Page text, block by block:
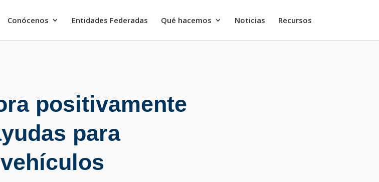
Conócenos Entidades Federadas Qué hacemos Noticias Recursos
positivamente
para